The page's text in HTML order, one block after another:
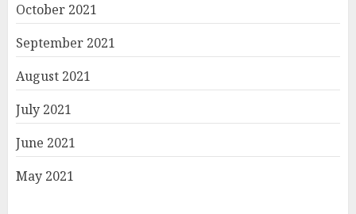
October 2021
September 2021
August 2021
July 2021
June 2021
May 2021